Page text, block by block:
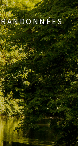
RANDONNÉES